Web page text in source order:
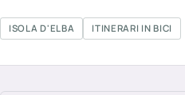
ISOLA D'ELBA ITINERARI IN BICI